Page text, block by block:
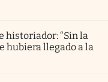
historiador: “Sin la
hubiera llegado a la